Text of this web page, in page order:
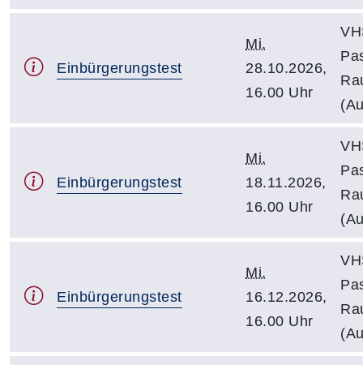
Einbürgerungstest
Mi.
28.10.2026,
16.00 Uhr
Einbürgerungstest
Mi.
18.11.2026,
16.00 Uhr
Einbürgerungstest
Mi.
16.12.2026,
16.00 Uhr